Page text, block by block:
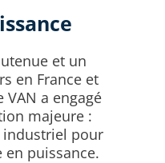
et un
en France et
a engagé
majeure :
industriel pour
puissance.